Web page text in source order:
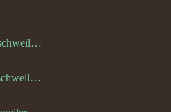
Ronald Hendrikus Eschweiler (04-12-1957)
Johannes Cornelis Eschweiler (06-10-1927)